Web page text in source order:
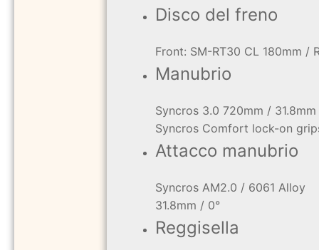
Disco del freno
Front: SM-RT30 CL 180mm /
Manubrio
Syncros 3.0 720mm /
Syncros Comfort lock-on
Attacco manubrio
Syncros AM2.0 / 6061 Alloy
31.8mm / 0°
Reggisella